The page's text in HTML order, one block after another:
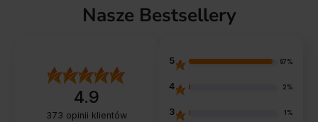
Nasze Bestsellery
4.9
373 opinii klientów
5 97%
4 2%
3 1%